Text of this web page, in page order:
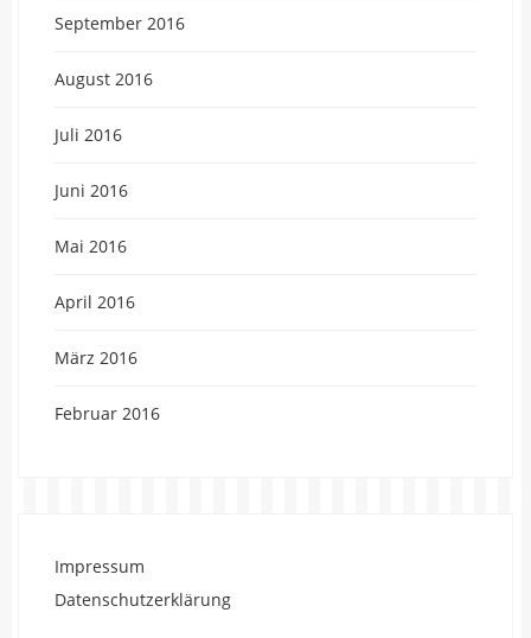
September 2016
August 2016
Juli 2016
Juni 2016
Mai 2016
April 2016
März 2016
Februar 2016
Impressum
Datenschutzerklärung